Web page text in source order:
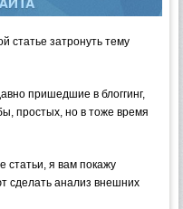
статье затронуть тему
пришедшие в блоггинг,
простых, но в тоже время
статьи, я вам покажу
сделать анализ внешних